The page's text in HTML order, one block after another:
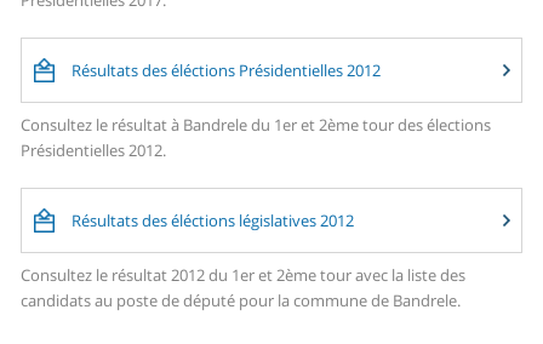
Résultats des éléctions Présidentielles 2012
Consultez le résultat à Bandrele du 1er et 2ème tour des élections
Présidentielles 2012.
Résultats des éléctions législatives 2012
Consultez le résultat 2012 du 1er et 2ème tour avec la liste des
candidats au poste de député pour la commune de Bandrele.